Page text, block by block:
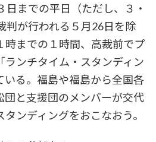
までの平日（ただし、３・
判が行われる５月26日を除
時までの１時間、高裁前でプ
ランチタイム・スタンディン
いる。福島や福島から全国各
団と支援団のメンバーが交代
ンディングをおこなおう。